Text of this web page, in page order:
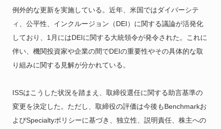
例外的な更新を実施している。近年、米国ではダイバーシテ
ィ、公平性、インクルージョン（DEI）に関する議論が活発化
しており、1月にはDEIに関する大統領令が発令された。これに
伴い、機関投資家や企業の間でDEIの重要性やその具体的な取
り組みに関する見解が分かれている。
ISSはこうした状況を踏まえ、取締役選任に関する助言基準の
変更を決定した。ただし、取締役の評価は今後もBenchmarkお
よびSpecialtyポリシーに基づき、独立性、説明責任、株主への